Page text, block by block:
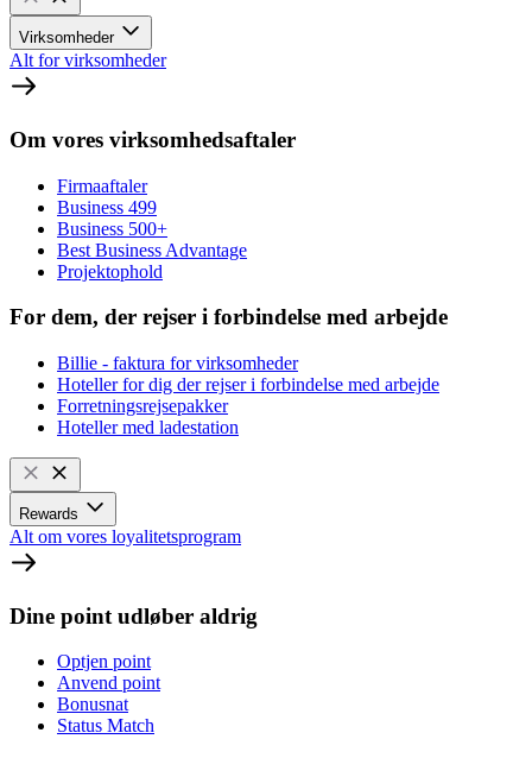
Virksomheder
Alt for virksomheder
Om vores virksomhedsaftaler
Firmaaftaler
Business 499
Business 500+
Best Business Advantage
Projektophold
For dem, der rejser i forbindelse med arbejde
Billie - faktura for virksomheder
Hoteller for dig der rejser i forbindelse med arbejde
Forretningsrejsepakker
Hoteller med ladestation
Rewards
Alt om vores loyalitetsprogram
Dine point udløber aldrig
Optjen point
Anvend point
Bonusnat
Status Match